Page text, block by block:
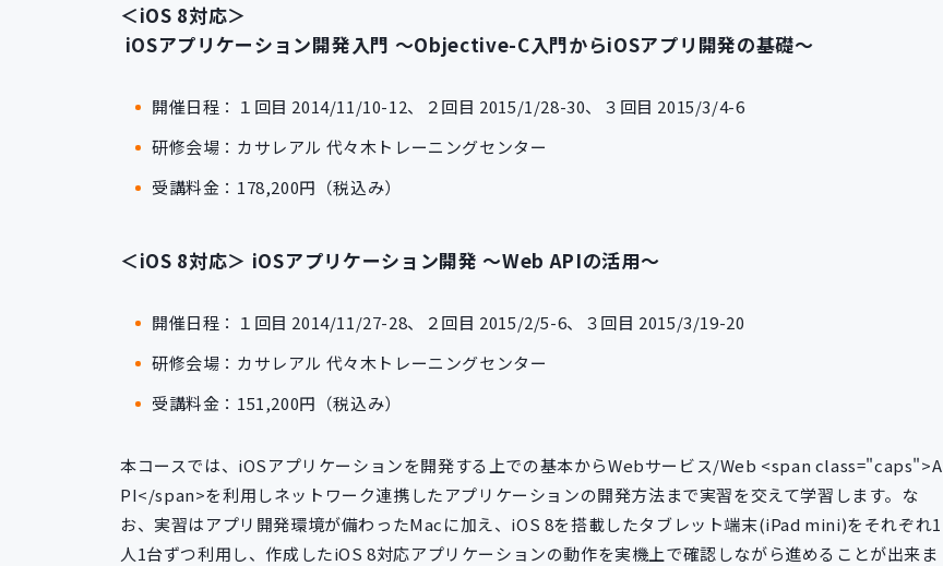
＜iOS 8対応＞
iOSアプリケーション開発入門 ～Objective-C入門からiOSアプリ開発の基礎～
開催日程：１回目 2014/11/10-12、２回目 2015/1/28-30、３回目 2015/3/4-6
研修会場：カサレアル 代々木トレーニングセンター
受講料金：178,200円（税込み）
＜iOS 8対応＞ iOSアプリケーション開発 ～Web APIの活用～
開催日程：１回目 2014/11/27-28、２回目 2015/2/5-6、３回目 2015/3/19-20
研修会場：カサレアル 代々木トレーニングセンター
受講料金：151,200円（税込み）
本コースでは、iOSアプリケーションを開発する上での基本からWebサービス/Web <span class="caps">A
PI</span>を利用しネットワーク連携したアプリケーションの開発方法まで実習を交えて学習します。な
お、実習はアプリ開発環境が備わったMacに加え、iOS 8を搭載したタブレット端末(iPad mini)をそれぞれ1
人1台ずつ利用し、作成したiOS 8対応アプリケーションの動作を実機上で確認しながら進めることが出来ま